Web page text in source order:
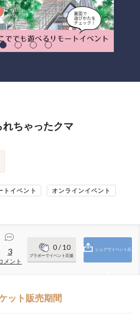
ちゃったクマ
トイベント オンラインイベント
3
メント
0/ 10
ブラボーでイベント応援
シェアでイベント応
ット販売期間